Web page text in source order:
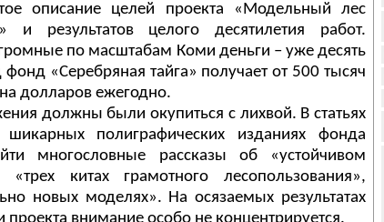
описание целей проекта «Модельный лес
и результатов целого десятилетия работ.
по масштабам Коми деньги – уже десять
фонд «Серебряная тайга» получает от 500 тысяч
долларов ежегодно.
должны были окупиться с лихвой. В статьях
полиграфических изданиях фонда
многословные рассказы об «устойчивом
«трех китах грамотного лесопользования»,
новых моделях». На осязаемых результатах